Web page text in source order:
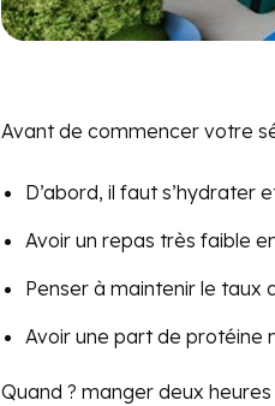
Avant de commencer votre
D’abord, il faut s’hydrater
Avoir un repas très faible
Penser à maintenir le taux
Avoir une part de protéine
Quand ? manger deux